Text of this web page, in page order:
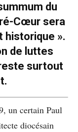
du
Cœur sera
historique ».
de luttes
surtout
un certain Paul
diocésain